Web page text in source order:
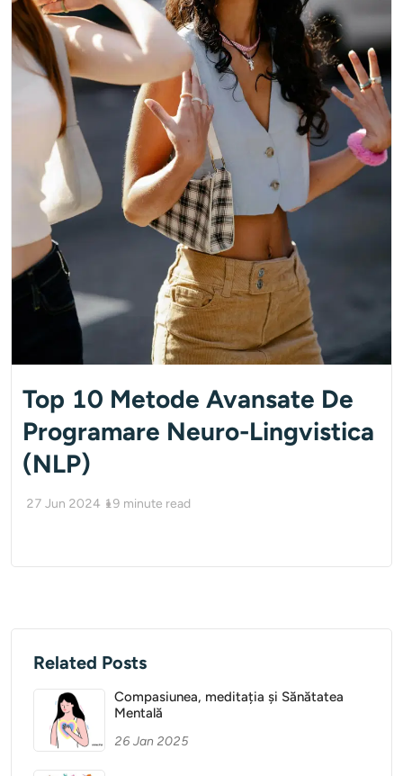
Top 10 Metode Avansate De
Programare Neuro-Lingvistica
(NLP)
27 Jun 2024 19 minute read
Related Posts
Compasiunea, meditația și Sănătatea
Mentală
26 Jan 2025